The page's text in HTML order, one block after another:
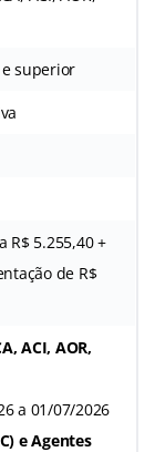
superior
R$ 5.255,40 +
de R$
ACI, AOR,
a 01/07/2026
e Agentes